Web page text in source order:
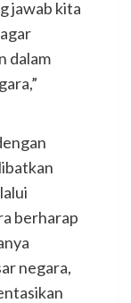
jawab kita
dalam
berharap
negara,